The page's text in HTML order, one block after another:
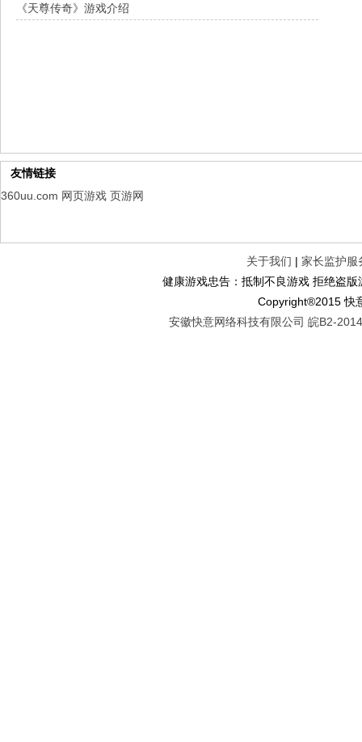
仙剑奇侠传：新的开始
每日新服
《天尊传奇》游戏介绍
友情链接
360uu.com 网页游戏 页游网
关于我们 | 家长监护服
健康游戏忠告：抵制不良游戏 拒绝盗
Copyright®2015 快
安徽快意网络科技有限公司 皖B2-